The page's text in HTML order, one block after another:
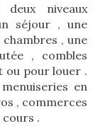
niveaux
séjour , une
, une
, combles
ou pour louer .
en
, commerces
cours .